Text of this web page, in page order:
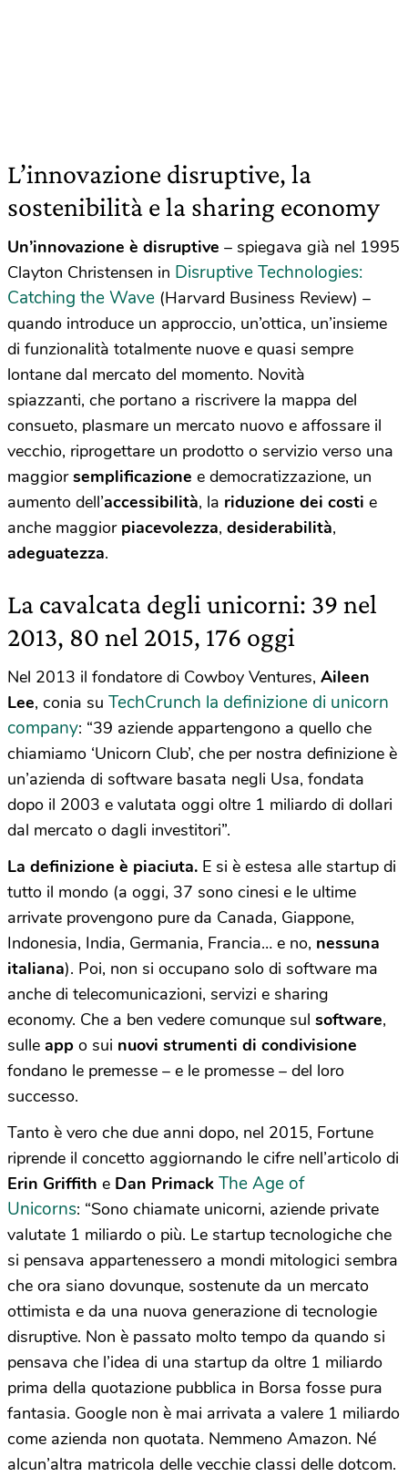
L’innovazione disruptive, la
sostenibilità e la sharing economy
Un’innovazione è disruptive – spiegava già nel 1995
Clayton Christensen in Disruptive Technologies:
Catching the Wave (Harvard Business Review) –
quando introduce un approccio, un’ottica, un’insieme
di funzionalità totalmente nuove e quasi sempre
lontane dal mercato del momento. Novità
spiazzanti, che portano a riscrivere la mappa del
consueto, plasmare un mercato nuovo e affossare il
vecchio, riprogettare un prodotto o servizio verso una
maggiorsemplificazione e democratizzazione, un
aumento dell’accessibilità, la riduzione dei costi e
anche maggior piacevolezza, desiderabilità,
adeguatezza.
La cavalcata degli unicorni: 39 nel
2013, 80 nel 2015, 176 oggi
Nel 2013 il fondatore di Cowboy Ventures, Aileen
Lee, conia su TechCrunch la definizione di unicorn
company: “39 aziende appartengono a quello che
chiamiamo ‘Unicorn Club’, che per nostra definizione è
un’azienda di software basata negli Usa, fondata
dopo il 2003 e valutata oggi oltre 1 miliardo di dollari
dal mercato o dagli investitori”.
La definizione è piaciuta. E si è estesa alle startup di
tutto il mondo (a oggi, 37 sono cinesi e le ultime
arrivate provengono pure da Canada, Giappone,
Indonesia, India, Germania, Francia… e no, nessuna
italiana). Poi, non si occupano solo di software ma
anche di telecomunicazioni, servizi e sharing
economy. Che a ben vedere comunque sul software,
sulle app o sui nuovi strumenti di condivisione
fondano le premesse – e le promesse – del loro
successo.
Tanto è vero che due anni dopo, nel 2015, Fortune
riprende il concetto aggiornando le cifre nell’articolo di
Erin Griffith e Dan Primack The Age of
Unicorns: “Sono chiamate unicorni, aziende private
valutate 1 miliardo o più. Le startup tecnologiche che
si pensava appartenessero a mondi mitologici sembra
che ora siano dovunque, sostenute da un mercato
ottimista e da una nuova generazione di tecnologie
disruptive. Non è passato molto tempo da quando si
pensava che l’idea di una startup da oltre 1 miliardo
prima della quotazione pubblica in Borsa fosse pura
fantasia. Google non è mai arrivata a valere 1 miliardo
come azienda non quotata. Nemmeno Amazon. Né
alcun’altra matricola delle vecchie classi delle dotcom.